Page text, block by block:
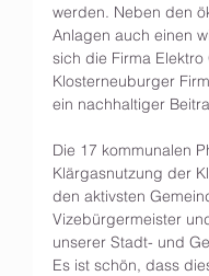
werden. Neben den
Anlagen auch einen
sich die Firma
Klosterneuburger
ein nachhaltiger
Die 17 kommunalen
Klärgasnutzung der
den aktivsten
Vizebürgermeister
unserer Stadt- und
Es ist schön, dass